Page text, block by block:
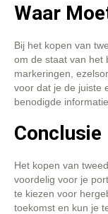
Waar
Bij het kopen van
om de staat van het
markeringen,
voor dat je de juiste
benodigde
Conclusie
Het kopen van
voordelig voor je
te kiezen voor
toekomst en kun je